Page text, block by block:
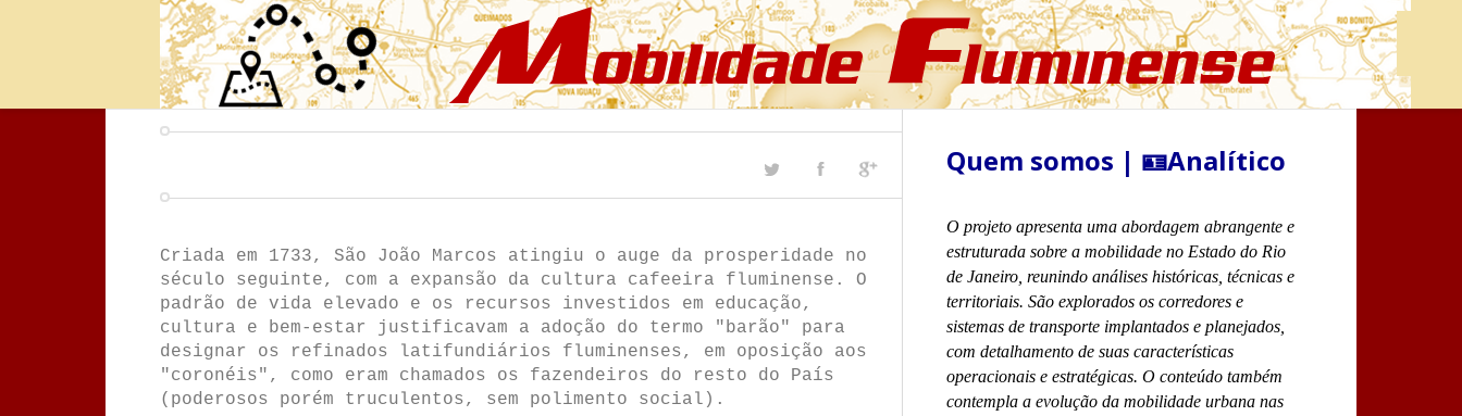
Criada em 1733, São João Marcos atingiu o auge da prosperidade no
século seguinte, com a expansão da cultura cafeeira fluminense. O
padrão de vida elevado e os recursos investidos em educação,
cultura e bem-estar justificavam a adoção do termo "barão" para
designar os refinados latifundiários fluminenses, em oposição aos
"coronéis", como eram chamados os fazendeiros do resto do País
(poderosos porém truculentos, sem polimento social).
Quem somos | 🪪Analítico
O projeto apresenta uma abordagem abrangente e
estruturada sobre a mobilidade no Estado do Rio
de Janeiro, reunindo análises históricas, técnicas e
territoriais. São explorados os corredores e
sistemas de transporte implantados e planejados,
com detalhamento de suas características
operacionais e estratégicas. O conteúdo também
contempla a evolução da mobilidade urbana nas